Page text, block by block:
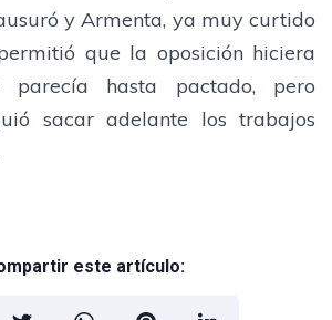
y Armenta, ya muy curtido
que la oposición hiciera
parecía hasta pactado, pero
sacar adelante los trabajos
este artículo: